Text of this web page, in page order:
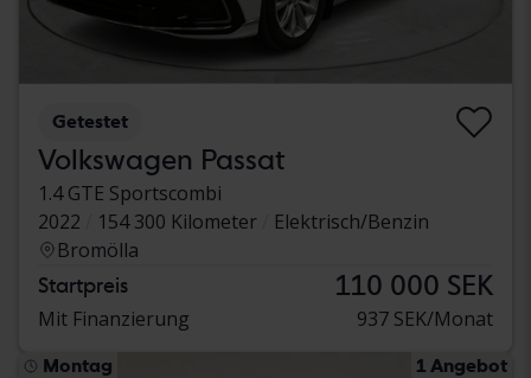
Getestet
Volkswagen Passat
1.4 GTE Sportscombi
2022
154 300 Kilometer
Elektrisch/Benzin
Bromölla
Startpreis 110 000 SEK
Mit Finanzierung 937 SEK/Monat
Montag 1 Angebot